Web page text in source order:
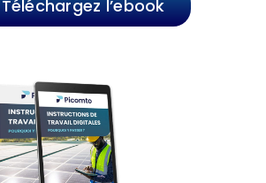
Téléchargez l’ebook